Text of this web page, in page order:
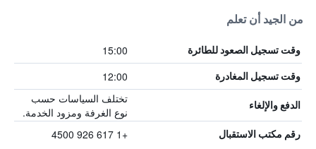
من الجيد أن تعلم
وقت تسجيل الصعود للطائرة 15:00
وقت تسجيل المغادرة 12:00
الدفع والإلغاء
تختلف السياسات حسب
نوع الغرفة ومزود الخدمة.
رقم مكتب الاستقبال +1 617 926 4500